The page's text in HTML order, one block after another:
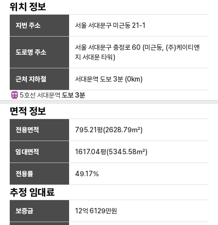
위치 정보
지번 주소 서울 서대문구 미근동 21-1
도로명 주소
서울 서대문구 충정로 60 (미근동, (주)케이티앤
지 서대문 타워)
근처 지하철 서대문역 도보 3분 (0km)
5호선 서대문역 도보 3분
면적 정보
전용면적 795.21평(2628.79㎡)
임대면적 1617.04평(5345.58㎡)
전용률 49.17%
추정 임대료
보증금 12억 6129만원